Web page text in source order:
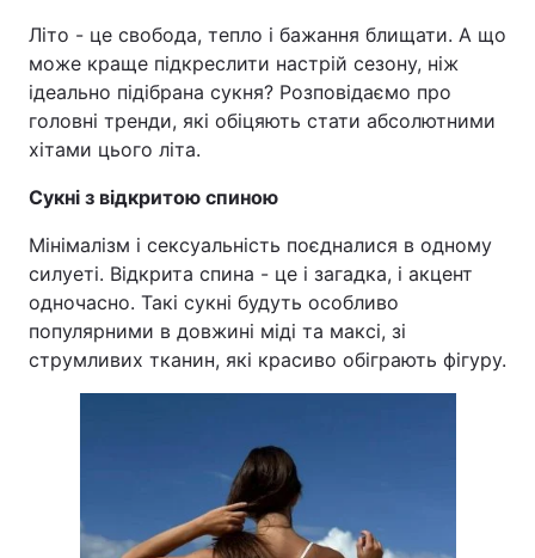
Літо - це свобода, тепло і бажання блищати. А що
може краще підкреслити настрій сезону, ніж
ідеально підібрана сукня? Розповідаємо про
головні тренди, які обіцяють стати абсолютними
хітами цього літа.
Сукні з відкритою спиною
Мінімалізм і сексуальність поєдналися в одному
силуеті. Відкрита спина - це і загадка, і акцент
одночасно. Такі сукні будуть особливо
популярними в довжині міді та максі, зі
струмливих тканин, які красиво обіграють фігуру.